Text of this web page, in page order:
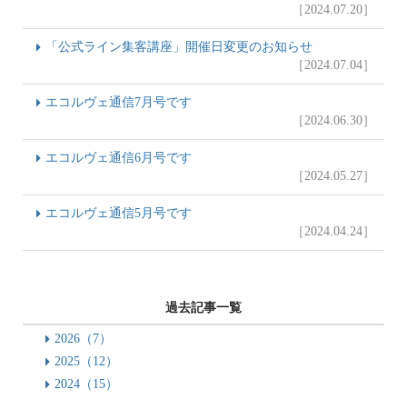
［2024.07.20］
「公式ライン集客講座」開催日変更のお知らせ
［2024.07.04］
エコルヴェ通信7月号です
［2024.06.30］
エコルヴェ通信6月号です
［2024.05.27］
エコルヴェ通信5月号です
［2024.04.24］
過去記事一覧
2026（7）
2025（12）
2024（15）